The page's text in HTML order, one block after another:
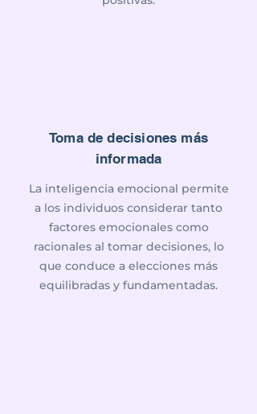
Toma de decisiones más
informada
La inteligencia emocional permite
a los individuos considerar tanto
factores emocionales como
racionales al tomar decisiones, lo
que conduce a elecciones más
equilibradas y fundamentadas.